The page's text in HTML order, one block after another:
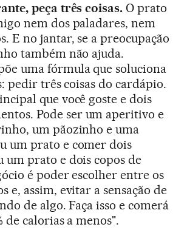
peça três coisas. O prato
nem dos paladares, nem
E no jantar, se a preocupação
também não ajuda.
uma fórmula que soluciona
pedir três coisas do cardápio.
que você goste e dois
Pode ser um aperitivo e
um pãozinho e uma
um prato e comer dois
um prato e dois copos de
é poder escolher entre os
e, assim, evitar a sensação de
de algo. Faça isso e comerá
de calorias a menos".